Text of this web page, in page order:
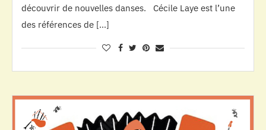
découvrir de nouvelles danses. Cécile Laye est l’une
des références de […]